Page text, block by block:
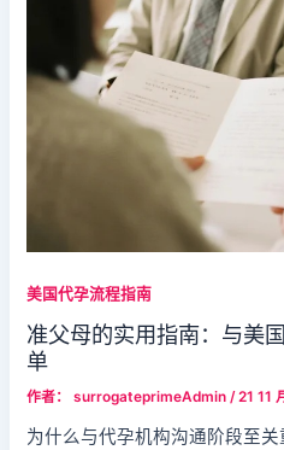
美国代孕流程指南
准父母的实用指南：与美
单
作者： surrogateprimeAdmin/21 11
为什么与代孕机构沟通阶段至关